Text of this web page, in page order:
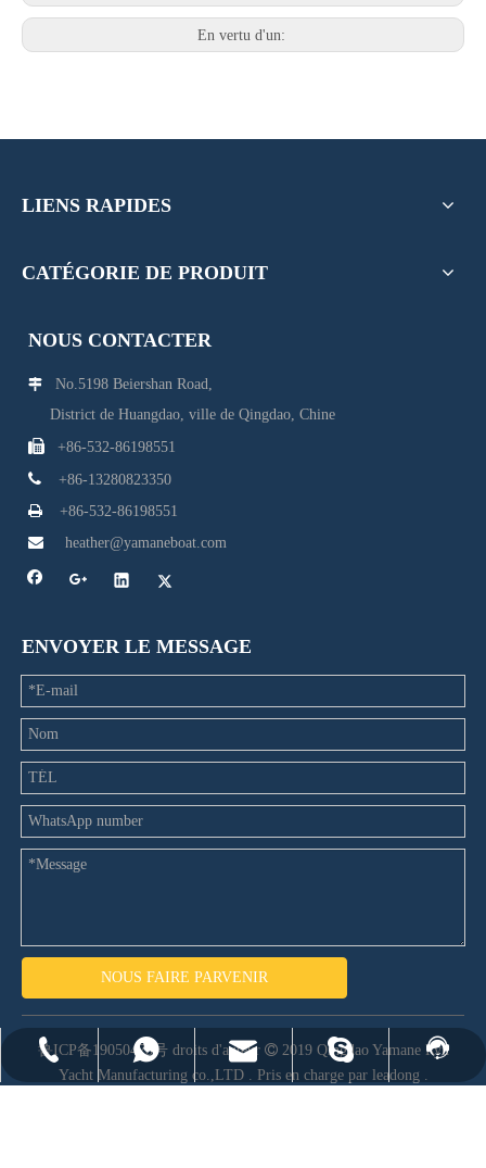
En vertu d'un:
LIENS RAPIDES
CATÉGORIE DE PRODUIT
NOUS CONTACTER
 No.5198 Beiershan Road,
District de Huangdao, ville de Qingdao, Chine
 +86-532-86198551

+86-13280823350
 +86-532-86198551
 heather@yamaneboat.com
ENVOYER LE MESSAGE
NOUS FAIRE PARVENIR
+86-532-86198551
8613280823350
heather@yamaneboat.com
yamane-7
Facebook
鲁ICP备19050478号droits d'auteur 2019 Qingdao Yamane Ryu
Yacht Manufacturing co.,LTD . Pris en charge par leadong.